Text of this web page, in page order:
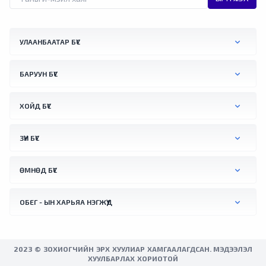
ирсэн жуулчид энэ шийдвэрийг "бүгчим
залгаа хилийн орчимд орших Австрийн
УЛААНБААТАР БҮС
БАРУУН БҮС
ХОЙД БҮС
ЗҮҮН БҮС
ӨМНӨД БҮС
ОБЕГ - ЫН ХАРЬЯА НЭГЖҮҮД
2023 © ЗОХИОГЧИЙН ЭРХ ХУУЛИАР ХАМГААЛАГДСАН. МЭДЭЭЛЭЛ
ХУУЛБАРЛАХ ХОРИОТОЙ